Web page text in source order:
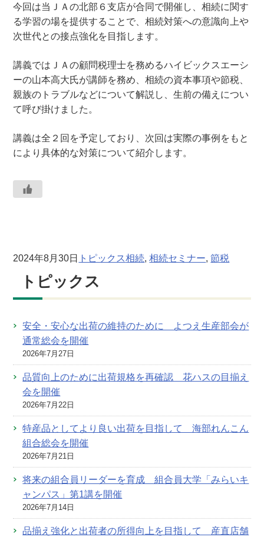
今回は当ＪＡの北部６支店が合同で開催し、相続に関す
る学習の場を提供することで、相続対策への意識向上や
次世代との接点強化を目指します。
講義ではＪＡの顧問税理士を務めるハイビックスエーシ
ーの山本高大氏が講師を務め、相続の資本事項や節税、
親族のトラブルなどについて解説し、生前の備えについ
て呼び掛けました。
講義は全２回を予定しており、次回は実際の事例をもと
により具体的な対策について紹介します。
2024年8月30日 トピックス相続, 相続セミナー, 節税
トピックス
安全・安心な出荷の維持のために よつえ生産部会が
通常総会を開催
2026年7月27日
品質向上のために出荷規格を再確認 花ハスの目揃え
会を開催
2026年7月22日
特産品としてより良い出荷を目指して 海部れんこん
組合総会を開催
2026年7月21日
将来の組合員リーダーを育成 組合員大学「みらいキ
ャンパス」第1講を開催
2026年7月14日
品揃え強化と出荷者の所得向上を目指して 産直店舗